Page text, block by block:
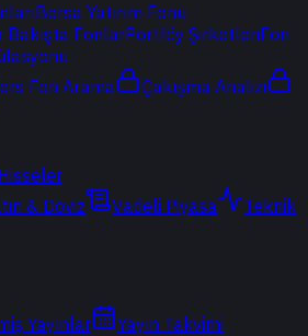
Borsa Yatırım Fonu
Bakışta FonlarPortföy ŞirketleriFon
Fon Arama
Çakışma Analizi
& Döviz Vadeli Piyasa
Teknik
Yayınlar
Yayın Takvimi